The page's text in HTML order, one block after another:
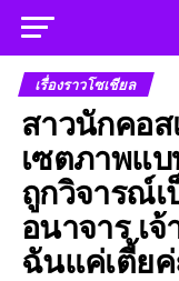
เรื่องราวโซเชียล
สาวนักคอส
เซตภาพแ
ถูกวิจารณ์เ
อนาจาร เ
ฉันแค่เตี้ยค่